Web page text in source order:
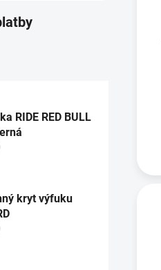
RIDE RED BULL
kryt výfuku